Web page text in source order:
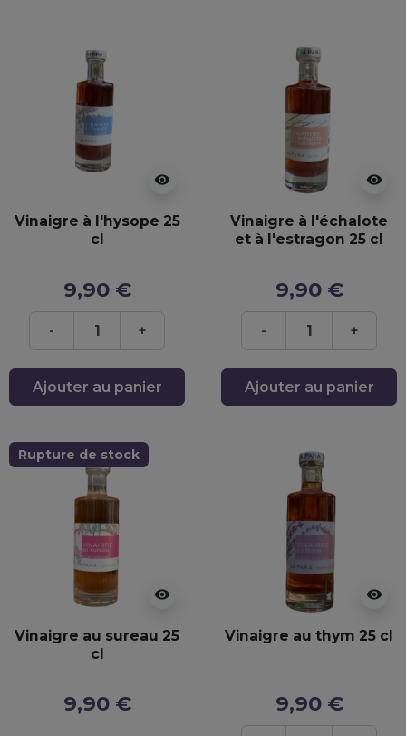
visibility
Vinaigre à l'hysope 25
cl
9,90 €
- +
Ajouter au panier
visibility
Vinaigre à l'échalote
et à l'estragon 25 cl
9,90 €
- +
Ajouter au panier
Rupture de stock
visibility
Vinaigre au sureau 25
cl
9,90 €
visibility
Vinaigre au thym 25 cl
9,90 €